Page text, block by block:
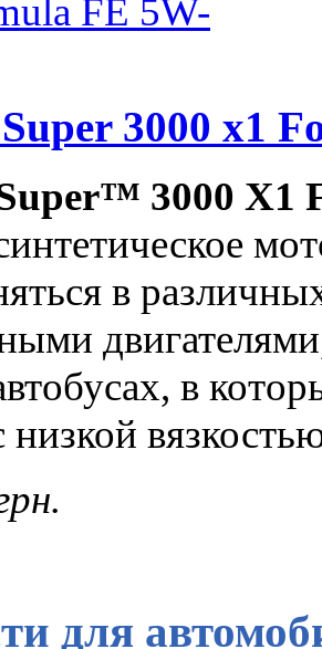
3000 x1
3000 X1
в
в
низкой
для